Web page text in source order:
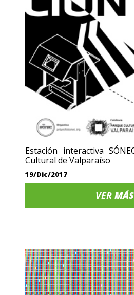
Estación interactiva
Cultural de Valparaíso
19/Dic/2017
VERMÁS